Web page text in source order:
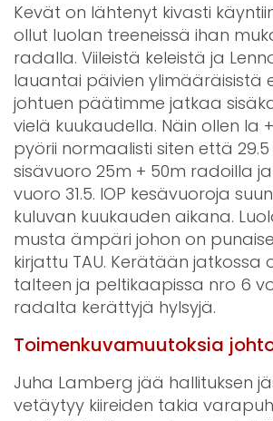
Kevät on lähtenyt kivasti
ollut luolan treeneissä ihan
radalla. Viileistä keleistä ja
lauantai päivien ylimääräisistä
johtuen päätimme jatkaa
vielä kuukaudella. Näin ollen la
pyörii normaalisti siten että 29.5
sisävuoro 25m + 50m radoilla ja
vuoro 31.5. IOP kesävuoroja
kuluvan kuukauden aikana.
musta ämpäri johon on
kirjattu TAU. Kerätään jatkossa
talteen ja peltikaapissa nro 6
radalta kerättyjä hylsyjä.
Toimenkuvamuutoksia
Juha Lamberg jää hallituksen
vetäytyy kiireiden takia